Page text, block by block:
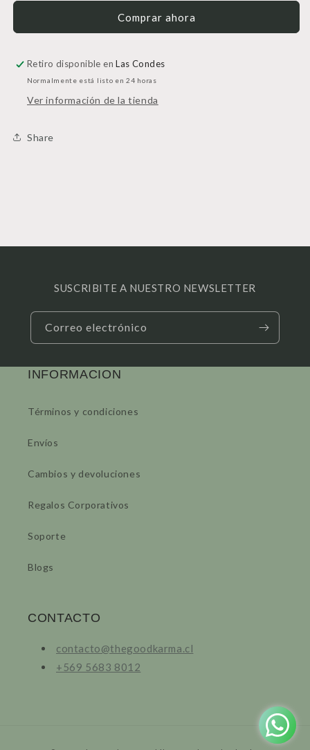
Activadas
Comprar ahora
Retiro disponible enLas Condes
Normalmente está listo en 24 horas
Ver información de la tienda
Share
SUSCRIBITE A NUESTRO NEWSLETTER
Correo electrónico
INFORMACION
Términos y condiciones
Envíos
Cambios y devoluciones
Regalos Corporativos
Soporte
Blogs
CONTACTO
contacto@thegoodkarma.cl
+569 5683 8012